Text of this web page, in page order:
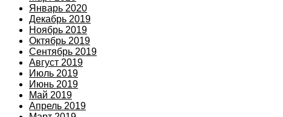
Январь 2020
Декабрь 2019
Ноябрь 2019
Октябрь 2019
Сентябрь 2019
Август 2019
Июль 2019
Июнь 2019
Май 2019
Апрель 2019